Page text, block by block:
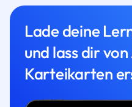
Lade deine
und lass dir
Karteikarten